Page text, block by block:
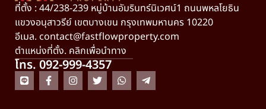
ที่ตั้ง : 44/238-239 หมู่บ้านอัมรินทร์นิเวศน์1 ถนนพหลโยธิน
แขวงอนุสาวรีย์ เขตบางเขน กรุงเทพมหานคร 10220
อีเมล. contact@fastflowproperty.com
ตำแหน่งที่ตั้ง. คลิกเพื่อนำทาง
โทร. 092-999-4357